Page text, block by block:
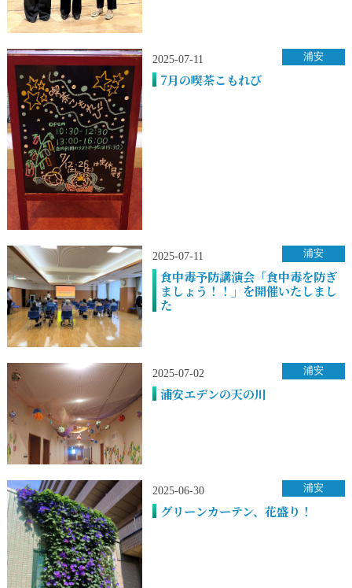
2025-07-11
7月の喫茶こもれび
浦安
2025-07-11
食中毒予防講演会「食中毒を防ぎ
ましょう！！」を開催いたしまし
た
浦安
2025-07-02
浦安エデンの天の川
浦安
2025-06-30
グリーンカーテン、花盛り！
浦安